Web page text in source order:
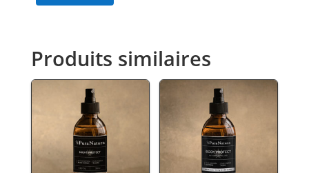
Produits similaires